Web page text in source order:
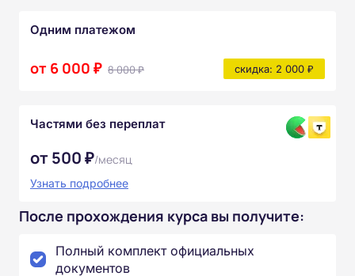
Одним платежом
от 6 000 ₽ 8 000 ₽ скидка: 2 000 ₽
Частями без переплат
от 500 ₽/месяц
Узнать подробнее
После прохождения курса вы получите:
Полный комплект официальных
документов